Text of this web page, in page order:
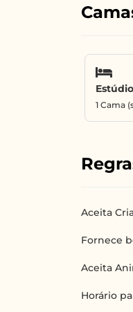
Estúdio
1 Cama
Aceita
Fornece
Aceita
Horário